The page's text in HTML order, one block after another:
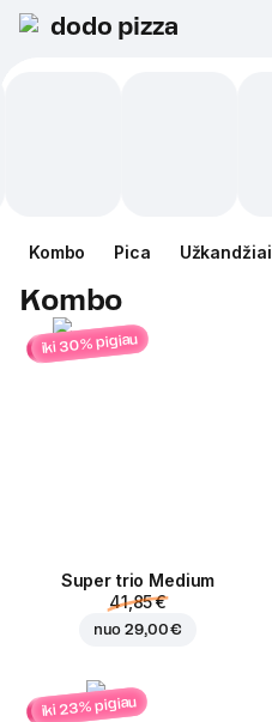
dodo pizza
Kombo Pica Užkandžiai
Kombo
iki 30% pigiau
Super trio Medium
41,85 €
nuo29,00 €
iki 23% pigiau